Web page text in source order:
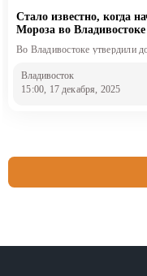
Стало известно, когда
Мороза во Владивостоке
Во Владивостоке утвердили
Владивосток
15:00, 17 декабря, 2025